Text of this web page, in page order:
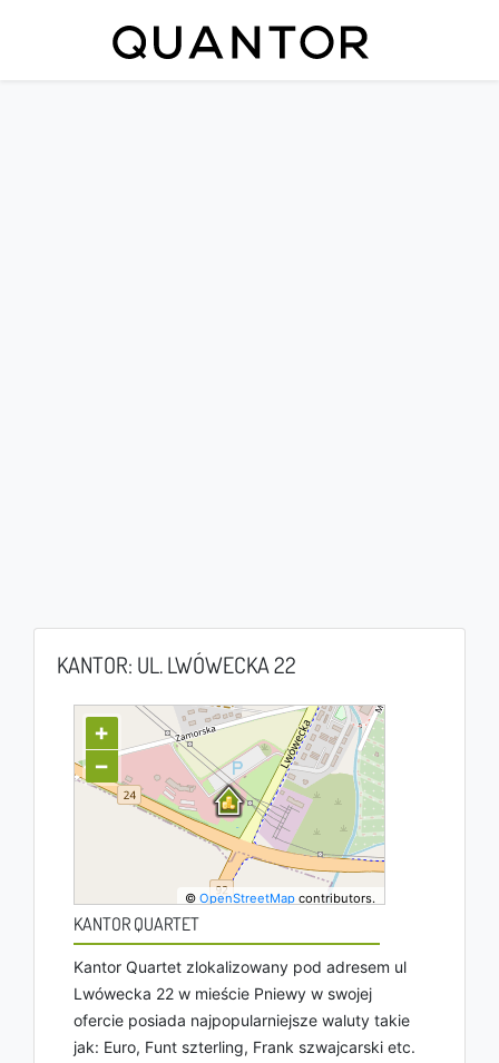
KANTOR: UL. LWÓWECKA 22
+
−
©OpenStreetMap contributors.
KANTOR QUARTET
Kantor Quartet zlokalizowany pod adresem ul
Lwówecka 22 w mieście Pniewy w swojej
ofercie posiada najpopularniejsze waluty takie
jak: Euro, Funt szterling, Frank szwajcarski etc.